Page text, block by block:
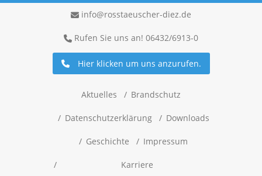
info@rosstaeuscher-diez.de
Rufen Sie uns an! 06432/6913-0
Hier klicken um uns anzurufen.
Aktuelles Brandschutz
Datenschutzerklärung Downloads
Geschichte Impressum
Karriere